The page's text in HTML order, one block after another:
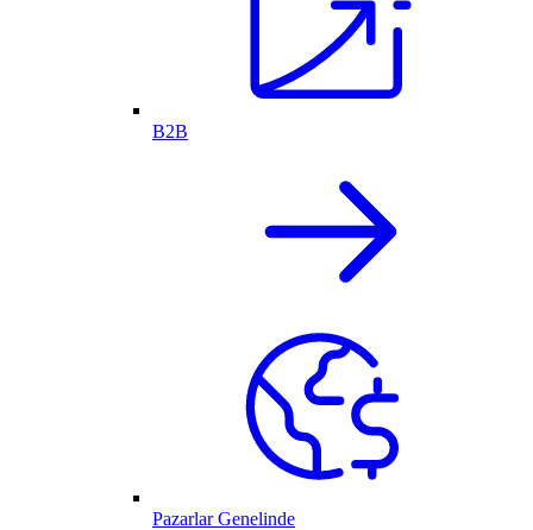
B2B
Pazarlar Genelinde